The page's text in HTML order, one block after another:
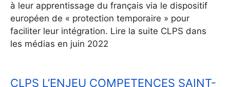
à leur apprentissage du français via le dispositif
européen de « protection temporaire » pour
faciliter leur intégration. Lire la suite CLPS dans
les médias en juin 2022
CLPS L’ENJEU COMPETENCES SAINT-